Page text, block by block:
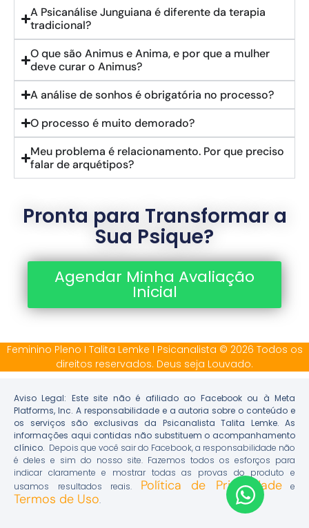
A Psicanálise Junguiana é diferente da terapia
tradicional?
O que são Animus e Anima, e por que a mulher
deve curar o Animus?
A análise de sonhos é obrigatória no processo?
O processo é muito demorado?
Meu problema é relacionamento. Por que preciso
falar de arquétipos?
Pronta para Transformar a
Sua Psique?
Agendar Minha Avaliação
Inicial
Feminino Pleno I Talita Lemke I Psicanalista © 2026 Todos os
direitos reservados. Deus seja Louvado.
Aviso Legal: Este site não é afiliado ao Facebook ou à Meta
Platforms, Inc. A responsabilidade e a autoria sobre o conteúdo e
os serviços são exclusivas da Psicanalista Talita Lemke. As
informações aqui contidas não substituem o acompanhamento
clínico. Depois que você sair do Facebook, a responsabilidade não
é deles e sim do nosso site. Fazemos todos os esforços para
indicar claramente e mostrar todas as provas do produto e
usamos resultados reais. Política de Privacidadee
Termos de Uso.